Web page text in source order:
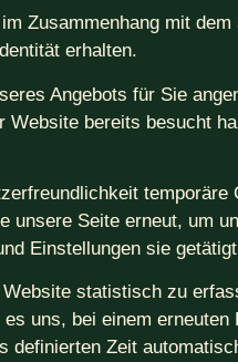
Zusammenhang mit
erhalten.
Angebots für Sie
bereits besucht
Seite erneut, um
Einstellungen sie
statistisch zu
uns, bei einem
definierten Zeit